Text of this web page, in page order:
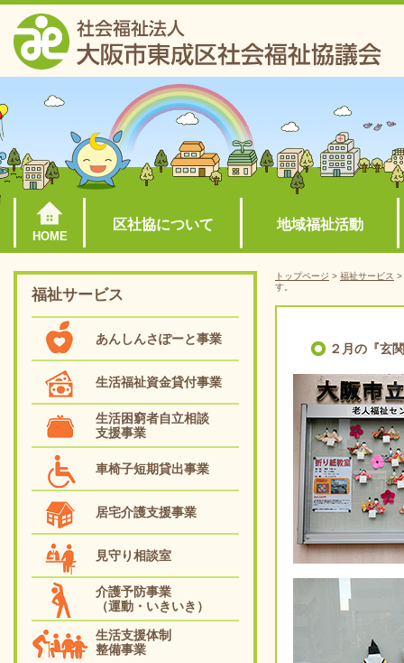
HOME
区社協について 地域福祉活動
福祉サービス
あんしんさぽーと事業
生活福祉資金貸付事業
生活困窮者自立相談
支援事業
車椅子短期貸出事業
居宅介護支援事業
見守り相談室
介護予防事業
（運動・いきいき）
生活支援体制
整備事業
トップページ > 福祉サービス >
す。
２月の『玄